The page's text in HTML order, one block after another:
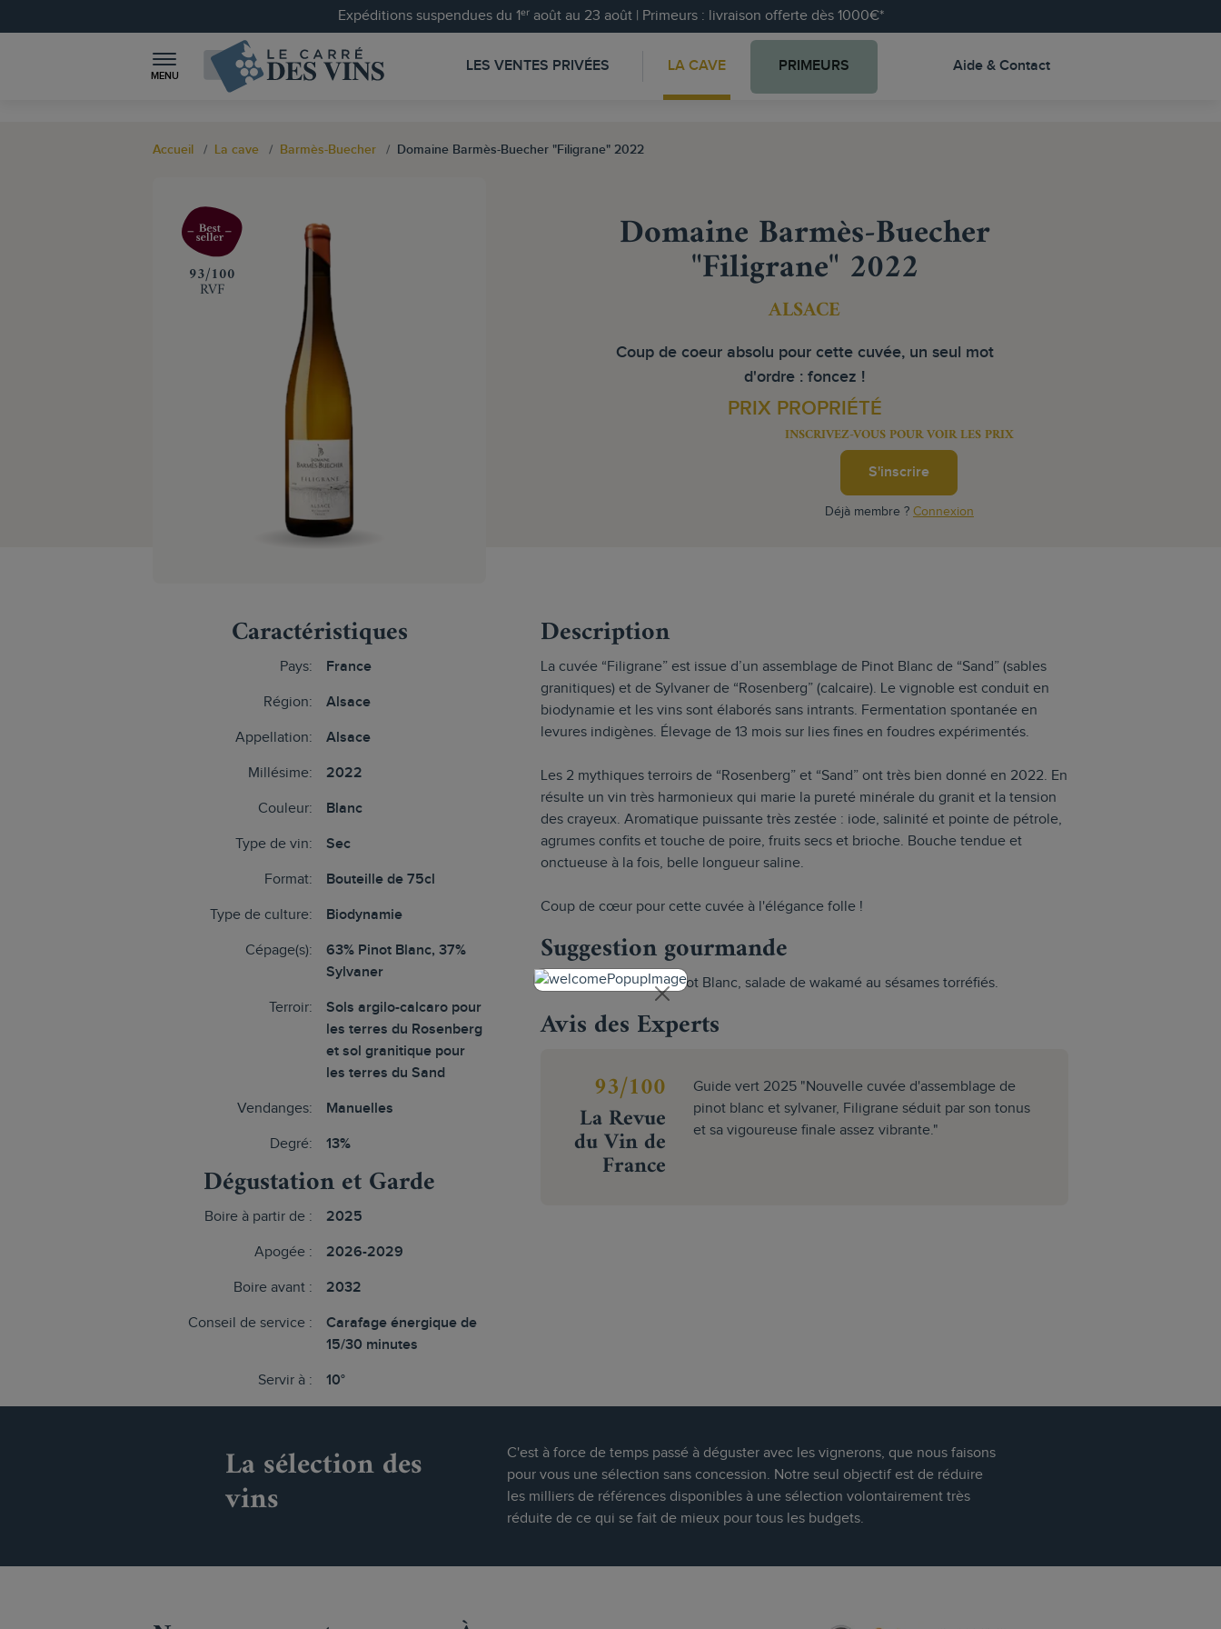
Expéditions suspendues du 1ᵉʳ août au 23 août | Primeurs : livraison offerte dès 1000€*
MENU
LES VENTES PRIVÉES LA CAVE PRIMEURS Aide & Contact
Accueil La cave Barmès-Buecher Domaine Barmès-Buecher "Filigrane" 2022
‍93/100
RVF
Domaine Barmès-Buecher
"Filigrane" 2022
ALSACE
Coup de coeur absolu pour cette cuvée, un seul mot
d'ordre : foncez !
PRIX PROPRIÉTÉ
INSCRIVEZ-VOUS POUR VOIR LES PRIX
S'inscrire
Déjà membre ? Connexion
Caractéristiques
Pays: France
Région: Alsace
Appellation: Alsace
Millésime: 2022
Couleur: Blanc
Type de vin: Sec
Format: Bouteille de 75cl
Type de culture: Biodynamie
Cépage(s):
63% Pinot Blanc, 37%
Sylvaner
Terroir:
Sols argilo-calcaro pour
les terres du Rosenberg
et sol granitique pour
les terres du Sand
Vendanges: Manuelles
Degré: 13%
Dégustation et Garde
Boire à partir de : 2025
Apogée : 2026-2029
Boire avant : 2032
Conseil de service :
Carafage énergique de
15/30 minutes
Servir à : 10°
Description
La cuvée “Filigrane” est issue d’un assemblage de Pinot Blanc de “Sand” (sables
granitiques) et de Sylvaner de “Rosenberg” (calcaire). Le vignoble est conduit en
biodynamie et les vins sont élaborés sans intrants. Fermentation spontanée en
levures indigènes. Élevage de 13 mois sur lies fines en foudres expérimentés.
Les 2 mythiques terroirs de “Rosenberg” et “Sand” ont très bien donné en 2022. En
résulte un vin très harmonieux qui marie la pureté minérale du granit et la tension
des crayeux. Aromatique puissante très zestée : iode, salinité et pointe de pétrole,
agrumes confits et touche de poire, fruits secs et brioche. Bouche tendue et
onctueuse à la fois, belle longueur saline.
Coup de cœur pour cette cuvée à l'élégance folle !
Suggestion gourmande
Ormeaux glacés au Pinot Blanc, salade de wakamé au sésames torréfiés.
Avis des Experts
93/100
La Revue
du Vin de
France
Guide vert 2025 "Nouvelle cuvée d'assemblage de
pinot blanc et sylvaner, Filigrane séduit par son tonus
et sa vigoureuse finale assez vibrante."
La sélection des
vins
C'est à force de temps passé à déguster avec les vignerons, que nous faisons
pour vous une sélection sans concession. Notre seul objectif est de réduire
les milliers de références disponibles à une sélection volontairement très
réduite de ce qui se fait de mieux pour tous les budgets.